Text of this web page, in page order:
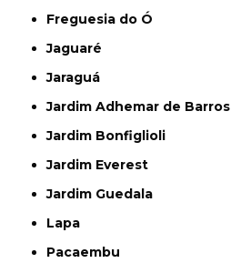
Freguesia do Ó
Jaguaré
Jaraguá
Jardim Adhemar de Barros
Jardim Bonfiglioli
Jardim Everest
Jardim Guedala
Lapa
Pacaembu